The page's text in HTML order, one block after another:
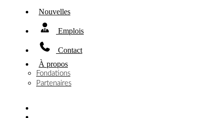
Nouvelles
Emplois
Contact
À propos
Fondations
Partenaires